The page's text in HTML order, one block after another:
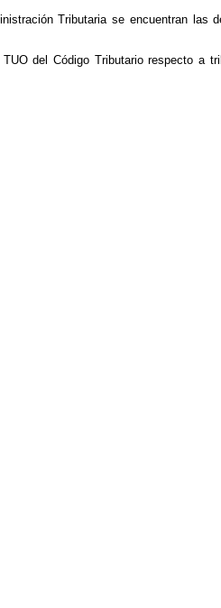
Tributaria se encuentran las
del Código Tributario respecto a